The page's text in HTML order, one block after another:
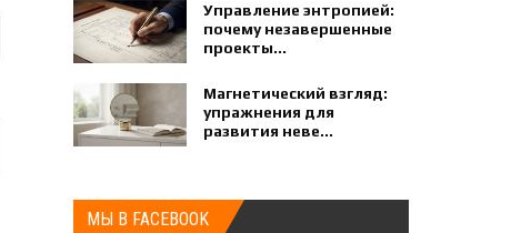
Управление энтропией:
почему незавершенные
проекты...
Магнетический взгляд:
упражнения для
развития неве...
МЫ В FACEBOOK